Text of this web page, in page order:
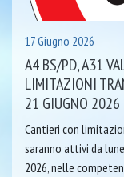
17 Giugno 2026
A4 BS/PD, A31
LIMITAZIONI
21 GIUGNO 2026
Cantieri con
saranno attivi da
2026, nelle